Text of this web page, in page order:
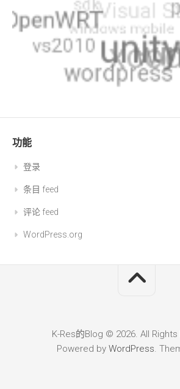
功能
登录
条目 feed
评论 feed
WordPress.org
K-Res的Blog © 2026. All
Powered by WordPress.